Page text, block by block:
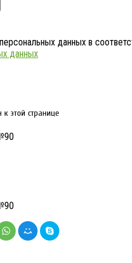
данных в
данных
этой странице